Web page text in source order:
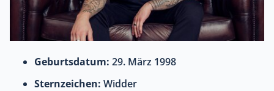
Geburtsdatum: 29. März 1998
Sternzeichen: Widder